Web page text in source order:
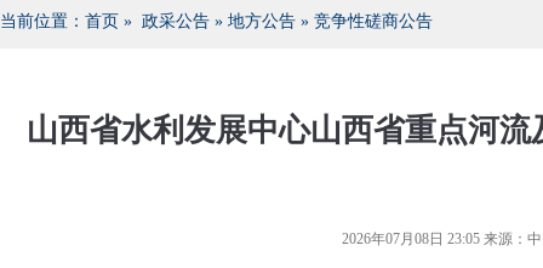
当前位置： 首页 » 政采公告 » 地方公告 » 竞争性磋商公告
山西省水利发展中心山西省重点河
2026年07月08日 23:05 来源：